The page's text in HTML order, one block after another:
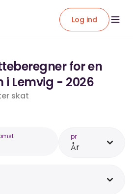
Log ind
for en
i Lemvig - 2026
skat
pr
År